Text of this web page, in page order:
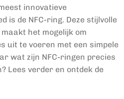
innovatieve
is de NFC-ring. Deze stijlvolle
het mogelijk om
uit te voeren met een simpele
wat zijn NFC-ringen precies
Lees verder en ontdek de